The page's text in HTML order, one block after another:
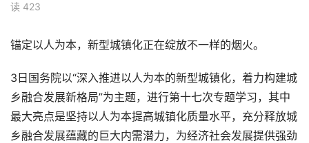
读 423
锚定以人为本，新型城镇化正在绽放不一样的烟火。
3日国务院以“深入推进以人为本的新型城镇化，着力构建城
乡融合发展新格局”为主题，进行第十七次专题学习，其中
最大亮点是坚持以人为本提高城镇化质量水平，充分释放城
乡融合发展蕴藏的巨大内需潜力，为经济社会发展提供强劲